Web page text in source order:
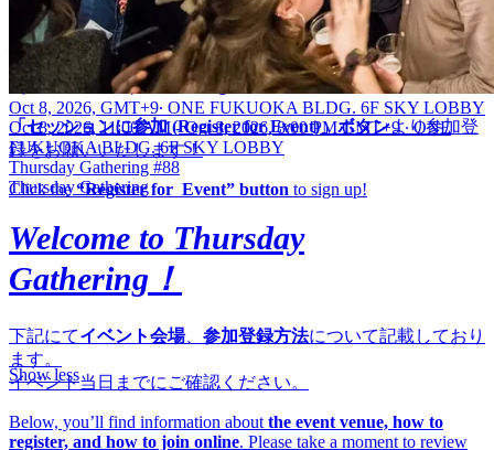
——
■参加登録方法 | How to Register
「セッションに参加 (Register for Event)」ボタンより参加登
録をお願いいたします！
Click the“Register for Event” button to sign up!
Oct 8, 2026, GMT+9∙ ONE FUKUOKA BLDG. 6F SKY LOBBY
Oct 8, 2026, 11:00 AM - Oct 8, 2026, 8:00 PM GMT+9∙ONE
FUKUOKA BLDG. 6F SKY LOBBY
Thursday Gathering #88
Thursday Gathering
Welcome to Thursday
Gathering！
下記にてイベント会場、 参加登録方法について記載しており
ます。
イベント当日までにご確認ください。
Below, you’ll find information about the event venue, how to
register, and how to join online. Please take a moment to review
Show less